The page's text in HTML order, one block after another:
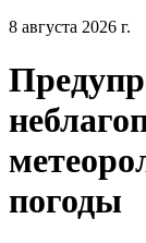
8 августа 2026 г.
погоды